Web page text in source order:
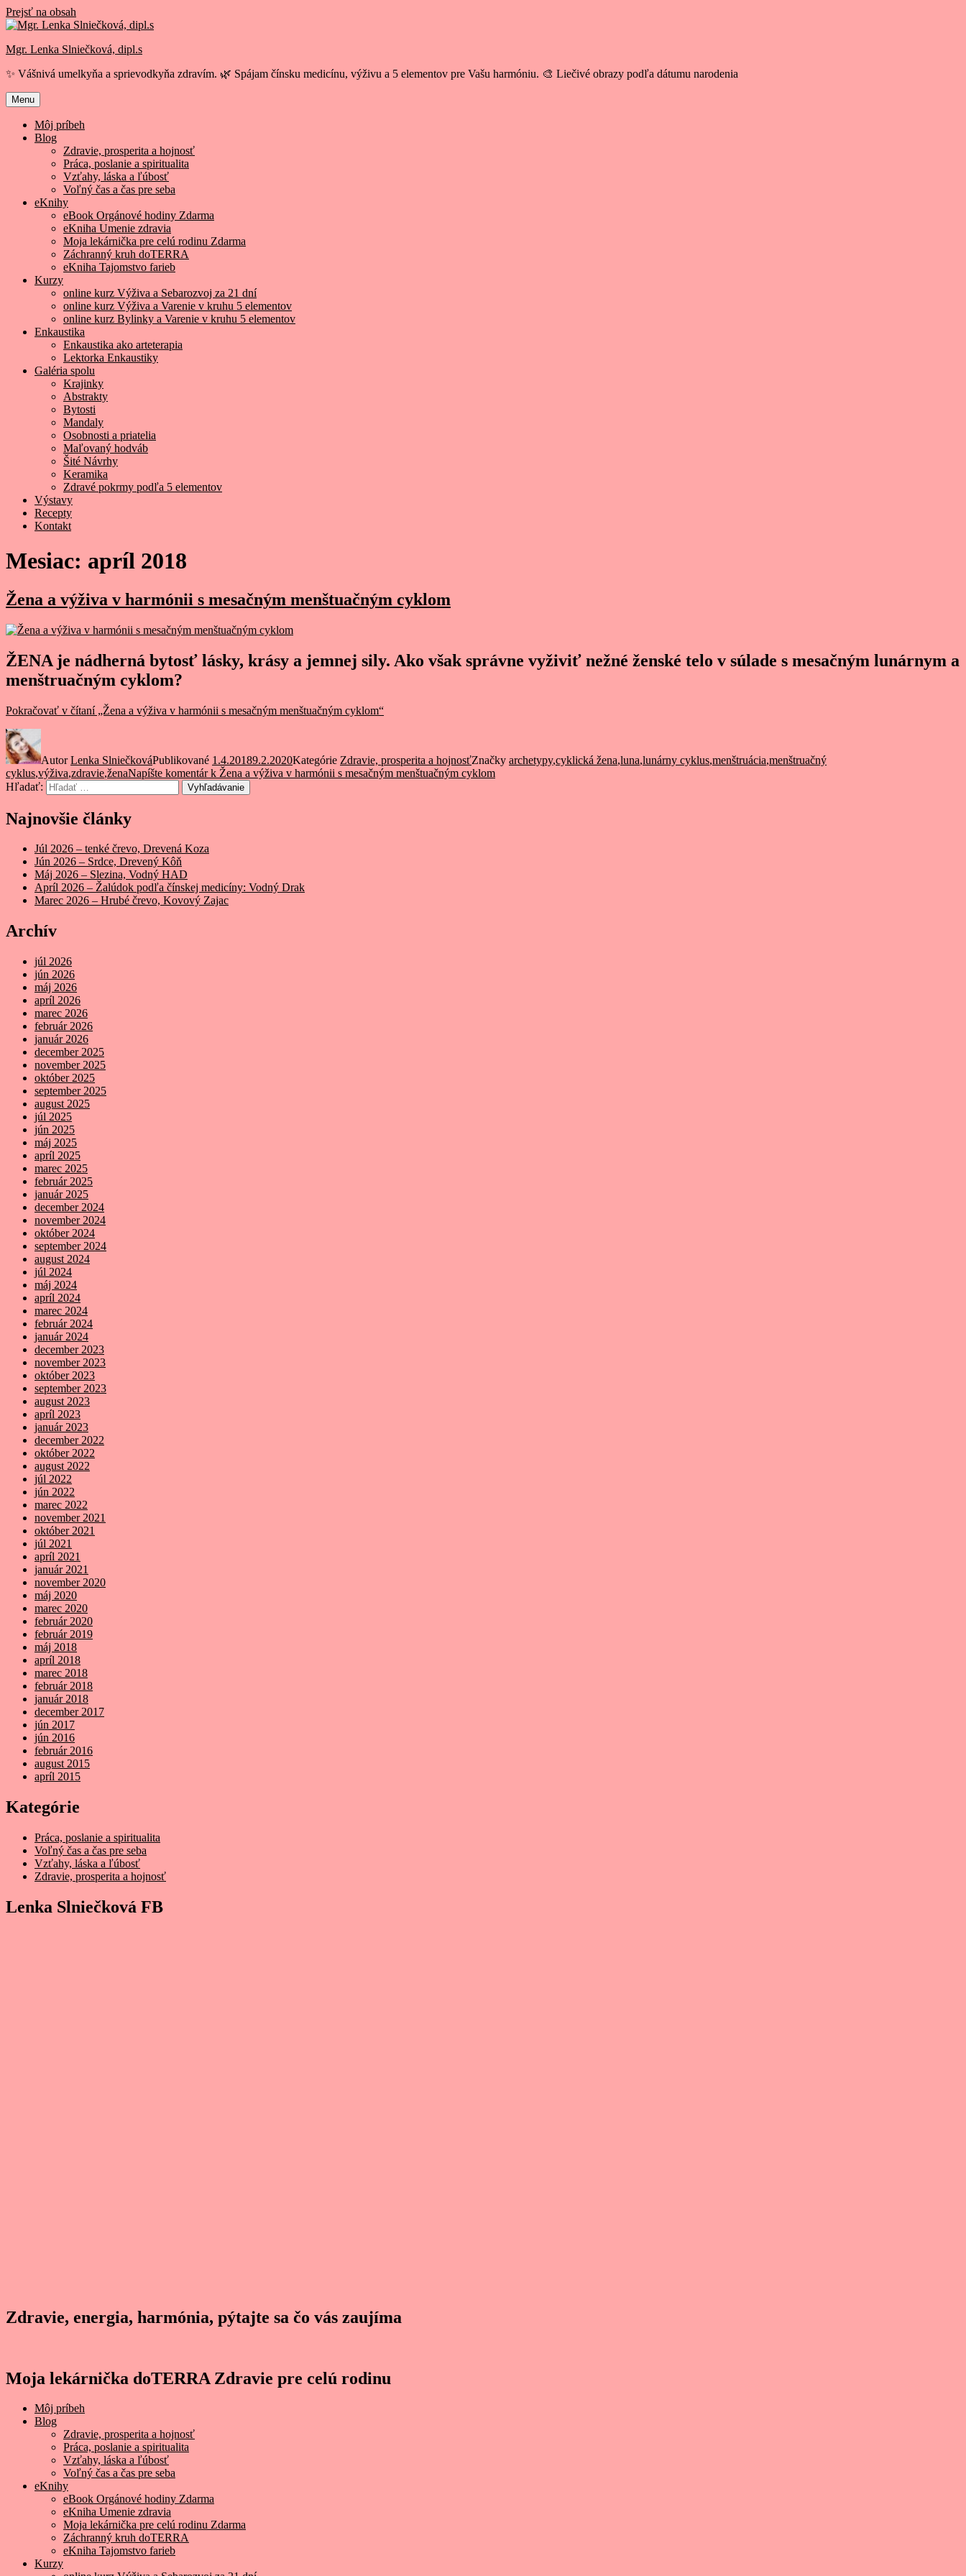
Prejsť na obsah
Mgr. Lenka Slniečková, dipl.s
✨ Vášnivá umelkyňa a sprievodkyňa zdravím. 🌿 Spájam čínsku medicínu, výživu a 5 elementov pre Vašu harmóniu. 🎨 Liečivé obrazy podľa dátumu narodenia
Menu
Môj príbeh
Blog
Zdravie, prosperita a hojnosť
Práca, poslanie a spiritualita
Vzťahy, láska a ľúbosť
Voľný čas a čas pre seba
eKnihy
eBook Orgánové hodiny Zdarma
eKniha Umenie zdravia
Moja lekárnička pre celú rodinu Zdarma
Záchranný kruh doTERRA
eKniha Tajomstvo farieb
Kurzy
online kurz Výživa a Sebarozvoj za 21 dní
online kurz Výživa a Varenie v kruhu 5 elementov
online kurz Bylinky a Varenie v kruhu 5 elementov
Enkaustika
Enkaustika ako arteterapia
Lektorka Enkaustiky
Galéria spolu
Krajinky
Abstrakty
Bytosti
Mandaly
Osobnosti a priatelia
Maľovaný hodváb
Šité Návrhy
Keramika
Zdravé pokrmy podľa 5 elementov
Výstavy
Recepty
Kontakt
Mesiac: apríl 2018
Žena a výživa v harmónii s mesačným menštuačným cyklom
ŽENA je nádherná bytosť lásky, krásy a jemnej sily. Ako však správne vyživiť nežné ženské telo v súlade s mesačným lunárnym a
menštruačným cyklom?
Pokračovať v čítaní„Žena a výživa v harmónii s mesačným menštuačným cyklom“
AutorLenka SlniečkováPublikované 1.4.20189.2.2020Kategórie Zdravie, prosperita a hojnosťZnačky archetypy,cyklická žena,luna,lunárny cyklus,menštruácia,menštruačný
cyklus,výživa,zdravie,ženaNapíšte komentárk Žena a výživa v harmónii s mesačným menštuačným cyklom
Hľadať:
Vyhľadávanie
Najnovšie články
Júl 2026 – tenké črevo, Drevená Koza
Jún 2026 – Srdce, Drevený Kôň
Máj 2026 – Slezina, Vodný HAD
Apríl 2026 – Žalúdok podľa čínskej medicíny: Vodný Drak
Marec 2026 – Hrubé črevo, Kovový Zajac
Archív
júl 2026
jún 2026
máj 2026
apríl 2026
marec 2026
február 2026
január 2026
december 2025
november 2025
október 2025
september 2025
august 2025
júl 2025
jún 2025
máj 2025
apríl 2025
marec 2025
február 2025
január 2025
december 2024
november 2024
október 2024
september 2024
august 2024
júl 2024
máj 2024
apríl 2024
marec 2024
február 2024
január 2024
december 2023
november 2023
október 2023
september 2023
august 2023
apríl 2023
január 2023
december 2022
október 2022
august 2022
júl 2022
jún 2022
marec 2022
november 2021
október 2021
júl 2021
apríl 2021
január 2021
november 2020
máj 2020
marec 2020
február 2020
február 2019
máj 2018
apríl 2018
marec 2018
február 2018
január 2018
december 2017
jún 2017
jún 2016
február 2016
august 2015
apríl 2015
Kategórie
Práca, poslanie a spiritualita
Voľný čas a čas pre seba
Vzťahy, láska a ľúbosť
Zdravie, prosperita a hojnosť
Lenka Slniečková FB
Zdravie, energia, harmónia, pýtajte sa čo vás zaujíma
Moja lekárnička doTERRA Zdravie pre celú rodinu
Môj príbeh
Blog
Zdravie, prosperita a hojnosť
Práca, poslanie a spiritualita
Vzťahy, láska a ľúbosť
Voľný čas a čas pre seba
eKnihy
eBook Orgánové hodiny Zdarma
eKniha Umenie zdravia
Moja lekárnička pre celú rodinu Zdarma
Záchranný kruh doTERRA
eKniha Tajomstvo farieb
Kurzy